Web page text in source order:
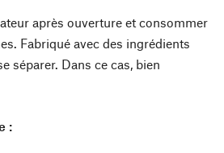
après ouverture et consommer
Fabriqué avec des ingrédients
séparer. Dans ce cas, bien
: